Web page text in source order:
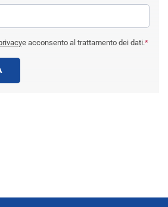
e acconsento al trattamento dei dati.*